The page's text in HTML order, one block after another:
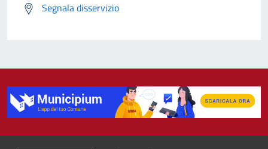
Segnala disservizio